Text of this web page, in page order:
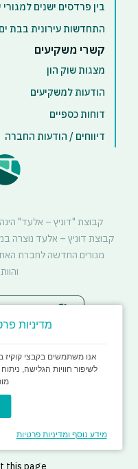
קבוצת דוניץ – אלעד נוצרה
מגורים החדשה לחברת
בין פרדסים ישנים למגורי
התחדשות עירונית בבת ים
קשרי משקיעים
מצגות שוק הון
הודעות למשקיעים
דוחות כספיים
דיווחים / הודעות החברה
כל
מדיניות
אנו משתמשים בקבצי קוקיז
לשיפור חוויות הגלישה,
מידע נוסף ומדיניות פרטיות
this page